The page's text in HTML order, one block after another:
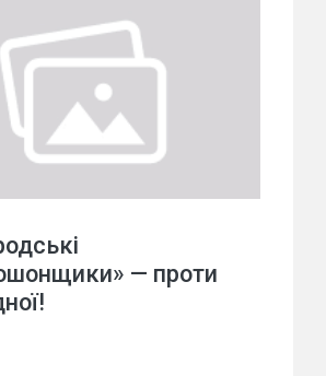
— проти